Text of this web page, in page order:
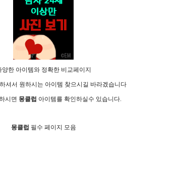
양한 아이템와 정확한 비교페이지
셔서 원하시는 아이템 찾으시길 바라겠습니다
시면 몽­클­럽 아이템를 확인하실수 있습니다.
몽­클­럽 필수 페이지 모음